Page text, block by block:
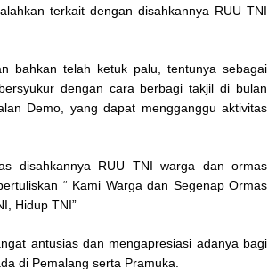
terkait dengan disahkannya RUU TNI
bahkan telah ketuk palu, tentunya sebagai
dengan cara berbagi takjil di bulan
Demo, yang dapat mengganggu aktivitas
disahkannya RUU TNI warga dan ormas
“ Kami Warga dan Segenap Ormas
Hidup TNI”
antusias dan mengapresiasi adanya bagi
di Pemalang serta Pramuka.